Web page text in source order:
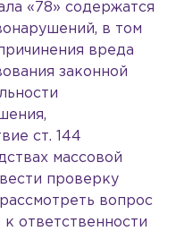
«78» содержатся
в том
вреда
законной
ст. 144
массовой
проверку
вопрос
ответственности